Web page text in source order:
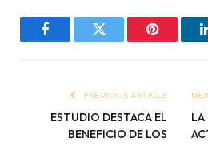
FacebookTwitter Pinterest
PREVIOUS ARTICLE
ESTUDIO DESTACA EL
BENEFICIO DE LOS
LA